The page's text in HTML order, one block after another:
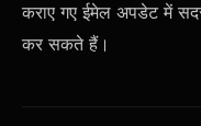
कराए गए ईमेल अपडेट में
कर सकते हैं।